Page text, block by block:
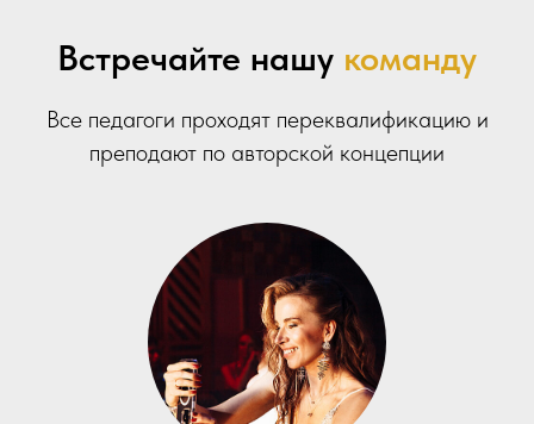
Встречайте нашу команду
Все педагоги проходят переквалификацию и
преподают по авторской концепции